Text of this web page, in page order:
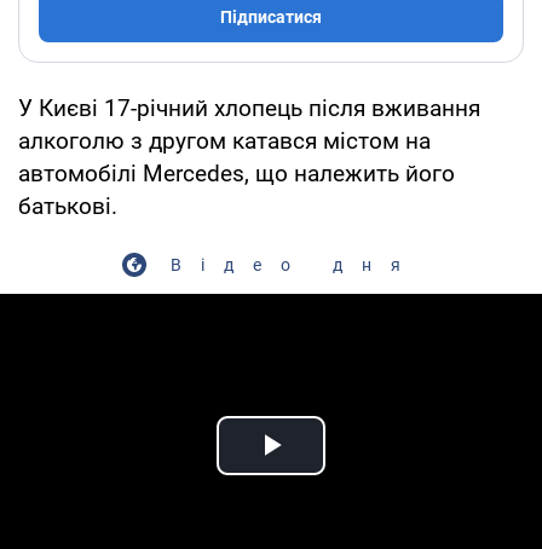
Підписатися
У Києві 17-річний хлопець після вживання
алкоголю з другом катався містом на
автомобілі Mercedes, що належить його
батькові.
Відео дня
Play Video